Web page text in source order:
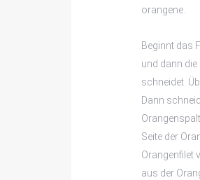
orangene.
Beginnt das
und dann
schneidet.
Dann
Seite der
Orangenfilet
aus der